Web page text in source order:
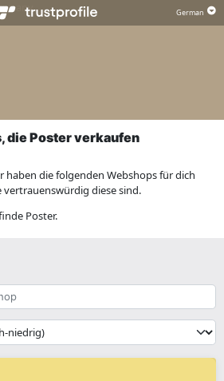
die Poster verkaufen
haben die folgenden Webshops für dich
diese sind.
Poster.